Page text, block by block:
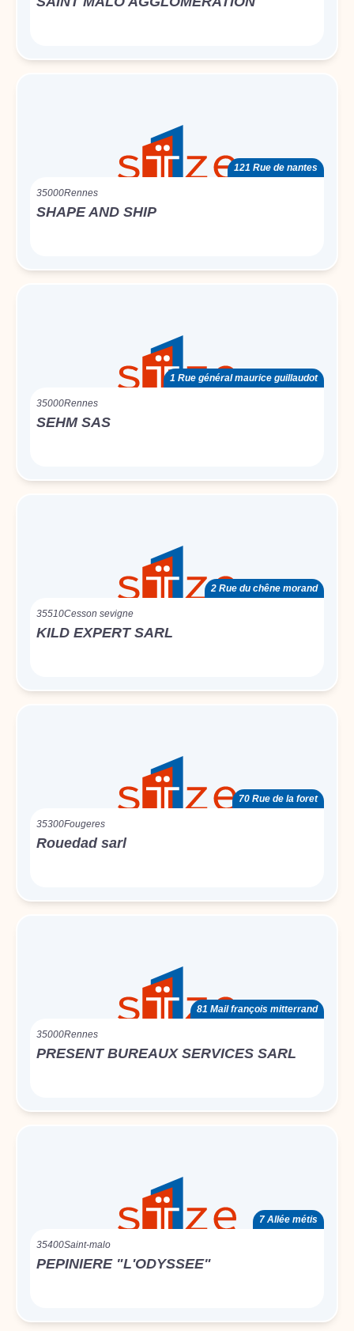
121 Rue de nantes
35000Rennes
SHAPE AND SHIP
1 Rue général maurice guillaudot
35000Rennes
SEHM SAS
2 Rue du chêne morand
35510Cesson sevigne
KILD EXPERT SARL
70 Rue de la foret
35300Fougeres
Rouedad sarl
81 Mail françois mitterrand
35000Rennes
PRESENT BUREAUX SERVICES SARL
7 Allée métis
35400Saint-malo
PEPINIERE "L'ODYSSEE"